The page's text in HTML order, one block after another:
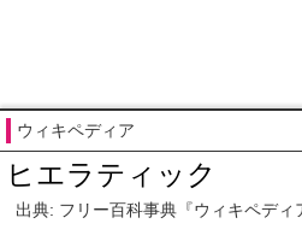
ウィキペディア
ヒエラティック
出典: フリー百科事典『ウィキペデ